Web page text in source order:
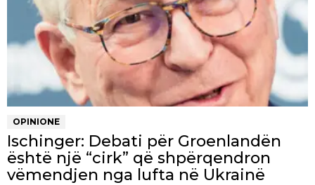
OPINIONE
Ischinger: Debati për Groenlandën
është një “cirk” që shpërqendron
vëmendjen nga lufta në Ukrainë